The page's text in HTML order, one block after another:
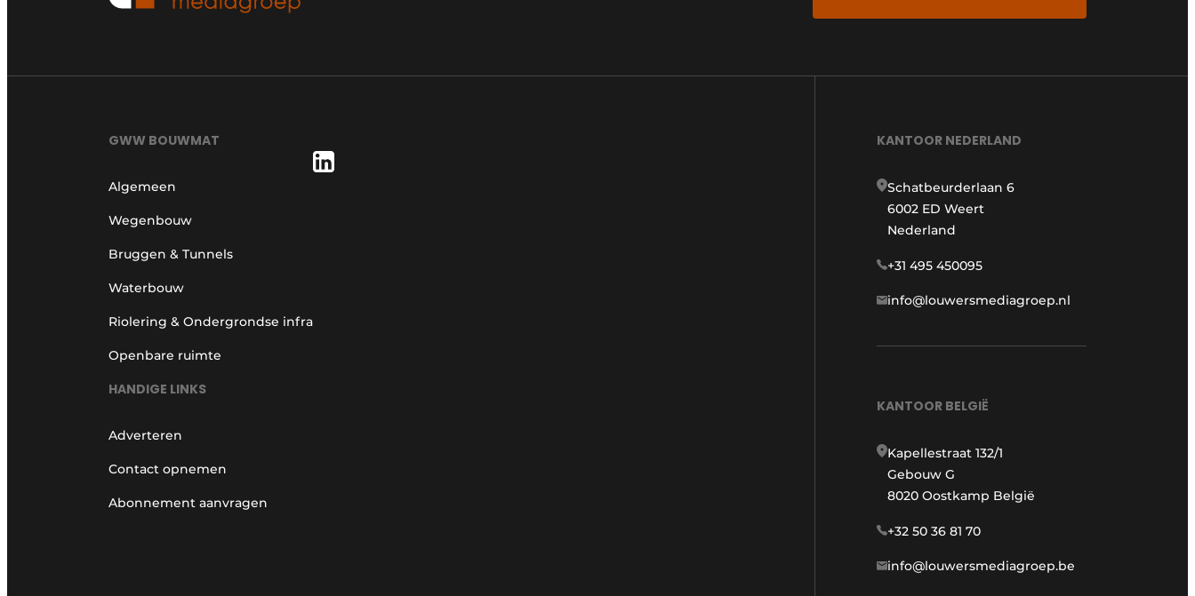
GWW BOUWMAT
Algemeen
Wegenbouw
Bruggen & Tunnels
Waterbouw
Riolering & Ondergrondse infra
Openbare ruimte
HANDIGE LINKS
Adverteren
Contact opnemen
Abonnement aanvragen
KANTOOR NEDERLAND
Schatbeurderlaan 6
6002 ED Weert
Nederland
+31 495 450095
info@louwersmediagroep.nl
KANTOOR BELGIË
Kapellestraat 132/1
Gebouw G
8020 Oostkamp België
+32 50 36 81 70
info@louwersmediagroep.be